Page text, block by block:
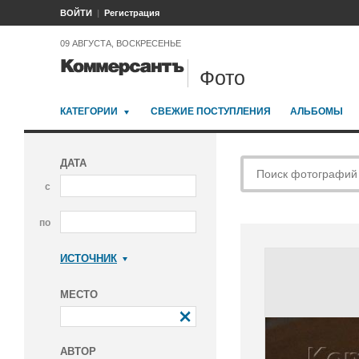
ВОЙТИ Регистрация
09 АВГУСТА, ВОСКРЕСЕНЬЕ
Фото
КАТЕГОРИИ СВЕЖИЕ ПОСТУПЛЕНИЯ АЛЬБОМЫ
ДАТА
с
по
ИСТОЧНИК
МЕСТО
АВТОР